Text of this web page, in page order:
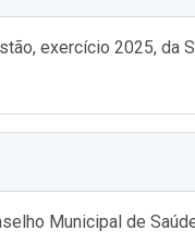
exercício 2025,
Municipal de